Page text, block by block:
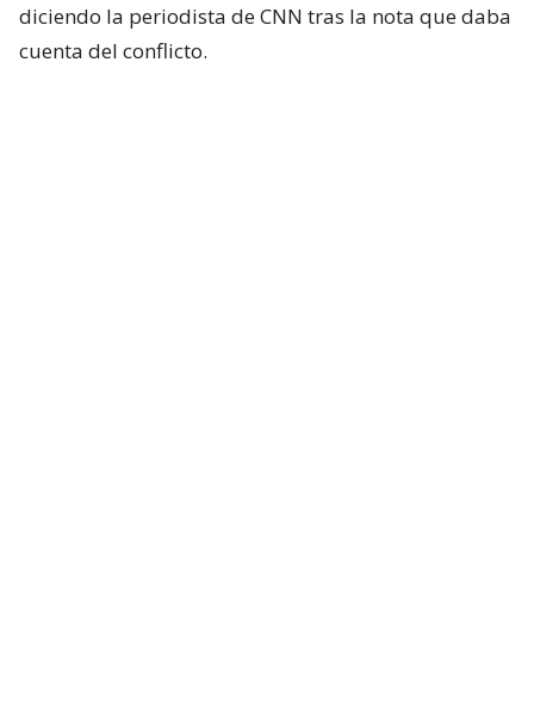
diciendo la periodista de CNN tras la nota que daba
cuenta del conflicto.